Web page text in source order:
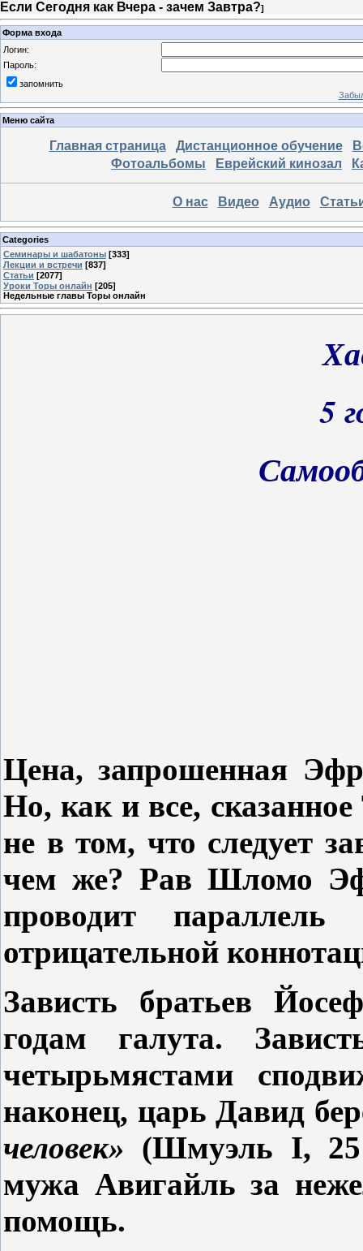
Если Сегодня как Вчера - зачем Завтра?]
Форма входа
Логин:
Пароль:
запомнить
Меню сайта
Главная страница Дистанционное обучение
Фотоальбомы
Еврейский кинозал
О нас Видео Аудио
Categories
Семинары и шабатоны [333]
Лекции и встречи [837]
Статьи [2077]
Уроки Торы онлайн [205]
Недельные главы Торы онлайн
5
Цена, запрошенная
Но, как и все,
не в том, что следует
чем же? Рав Шломо
проводит
отрицательной
Зависть братьев
годам галута.
четырьмястами
наконец, царь Давид
человек» (Шмуэль I,
мужа Авигайль за
помощь.